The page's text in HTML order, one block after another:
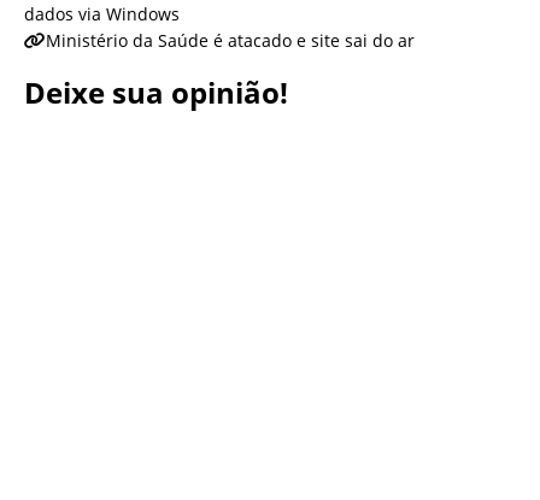
dados via Windows
Ministério da Saúde é atacado e site sai do ar
Deixe sua opinião!